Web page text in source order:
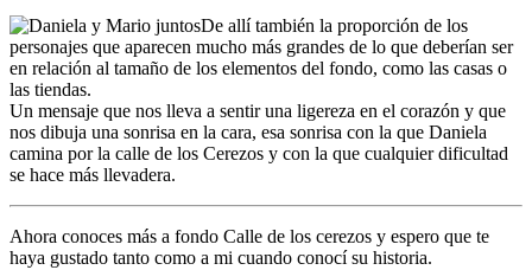
De allí también la proporción de los
personajes que aparecen mucho más grandes de lo que deberían ser
en relación al tamaño de los elementos del fondo, como las casas o
las tiendas.
Un mensaje que nos lleva a sentir una ligereza en el corazón y que
nos dibuja una sonrisa en la cara, esa sonrisa con la que Daniela
camina por la calle de los Cerezos y con la que cualquier dificultad
se hace más llevadera.
Ahora conoces más a fondo Calle de los cerezos y espero que te
haya gustado tanto como a mi cuando conocí su historia.